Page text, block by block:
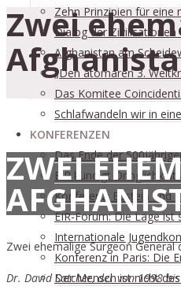
­Zehn Prinzipien für eine
Dialog der Zivilisationen
Afghanistan am
„Den atomaren 3.
Das Komitee
Schlafwandeln wir in
KONFERENZEN
Das Ende der
EIR kündigt
Konferenz: Epstein und
EIR-Forum: Die Lage ist
Internationale
Konferenz in Paris: Die
Der Mensch ist nicht
Zwei
ZWEI
Zwei ehemalige Surgeon
Dr. David Satcher, der von 1998